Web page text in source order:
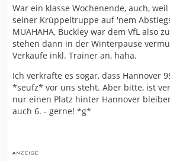
War ein klasse Wochenende, auch,
seiner Krüppeltruppe auf 'nem
MUAHAHA, Buckley war dem VfL also
stehen dann in der Winterpause
Verkäufe inkl. Trainer an, haha.
Ich verkrafte es sogar, dass Hannover
*seufz* vor uns steht. Aber bitte, ist
nur einen Platz hinter Hannover
auch 6. - gerne! *g*